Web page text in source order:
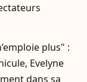
plus" :
Evelyne
dans sa